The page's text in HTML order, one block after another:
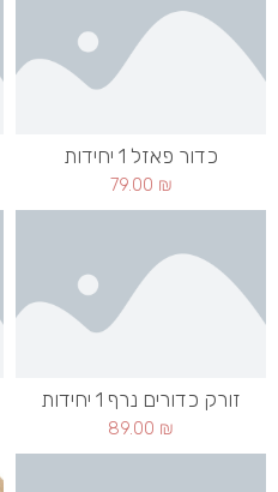
כדור פאזל 1 יחידות
79.00 ₪
זורק כדורים נרף 1 יחידות
89.00 ₪